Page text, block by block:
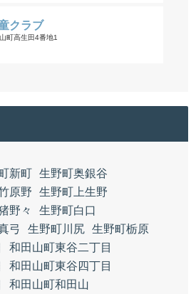
クラブ
町高生田4番地1
新町 生野町奥銀谷
原野
生野町上生野
野々
生野町白口
弓 生野町川尻 生野町栃原
和田山町東谷二丁目
和田山町東谷四丁目
和田山町和田山